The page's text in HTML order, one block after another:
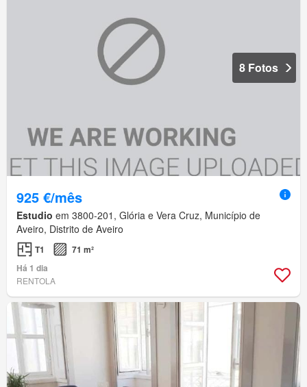
8 Fotos
925 €/mês
Estudio em 3800-201, Glória e Vera Cruz, Município de
Aveiro, Distrito de Aveiro
T1
71 m²
Há 1 dia
RENTOLA